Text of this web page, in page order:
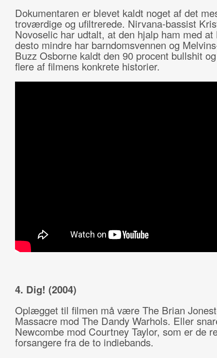
Dokumentaren er blevet kaldt noget af det
troværdige og ufiltrerede. Nirvana-bassist
Novoselic har udtalt, at den hjalp ham med at
desto mindre har barndomsvennen og
Buzz Osborne kaldt den 90 procent bullshit
flere af filmens konkrete historier.
4. Dig! (2004)
Oplægget til filmen må være The Brian
Massacre mod The Dandy Warhols. Eller
Newcombe mod Courtney Taylor, som er de
forsangere fra de to indiebands.